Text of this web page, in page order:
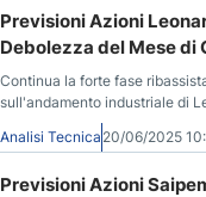
Previsioni Azioni
Debolezza del Mese di
Continua la forte fase
sull'andamento industriale di
Analisi Tecnica 20/06/2025
Previsioni Azioni